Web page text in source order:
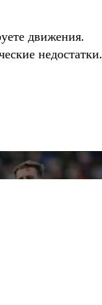
движения.
недостатки.